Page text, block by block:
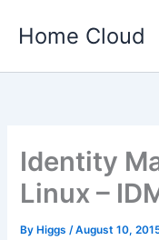
Home Cloud
Identity
Linux –
By Higgs/August 10,